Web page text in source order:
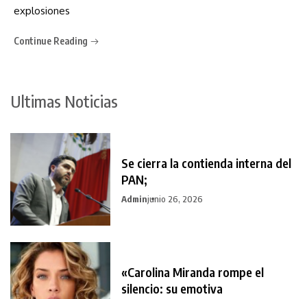
explosiones
Continue Reading
Ultimas Noticias
Se cierra la contienda interna del
PAN;
Adminjunio 26, 2026
«Carolina Miranda rompe el
silencio: su emotiva